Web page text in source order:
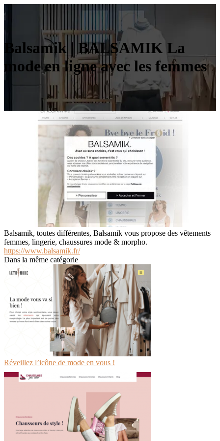
Balsamik | BALSAMIK La
mode en ligne avec les femmes
Balsamik, toutes différentes, Balsamik vous propose des vêtements
femmes, lingerie, chaussures mode & morpho.
https://www.balsamik.fr/
Dans la même catégorie
Réveillez l’icône de mode en vous !